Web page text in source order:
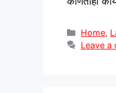
Home,
Leave a